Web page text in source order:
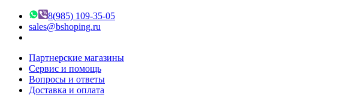
8(985) 109-35-05
sales@bshoping.ru
Партнерские магазины
Сервис и помощь
Вопросы и ответы
Доставка и оплата